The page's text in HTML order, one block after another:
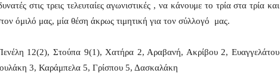
στις τρεις τελευταίες αγωνιστικές , να κάνουμε το τρία στα τρία και
όμιλό μας, μία θέση άκρως τιμητική για τον σύλλογό μας.
12(2), Στούπα 9(1), Χατήρα 2, Αραβανή, Ακρίβου 2, Ευαγγελάτου
3, Καράμπελα 5, Γρίσπου 5, Δασκαλάκη